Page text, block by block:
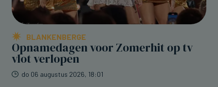
BLANKENBERGE
Opnamedagen voor Zomerhit op tv
vlot verlopen
do 06 augustus 2026, 18:01